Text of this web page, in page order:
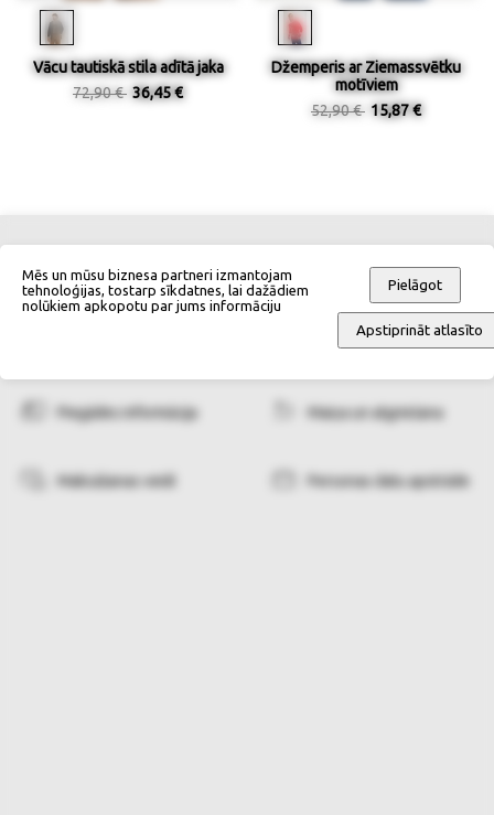
Vācu tautiskā stila adītā jaka
72,90 € 36,45 €
Džemperis ar Ziemassvētku
motīviem
52,90 € 15,87 €
Kontakti Izmēru tabulas
Pasūtīšanas noteikumi
Piegādes informācija Maiņa un atgriešana
Maksāšanas veidi Personas datu apstrāde
Mēs un mūsu biznesa partneri izmantojam
tehnoloģijas, tostarp sīkdatnes, lai dažādiem
nolūkiem apkopotu par jums informāciju
Pielāgot
Apstiprināt atlasīto